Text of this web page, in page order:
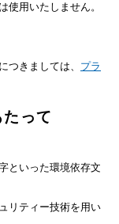
使用いたしません。
つきましては、 プラ
って
といった環境依存文
リティー技術を用い